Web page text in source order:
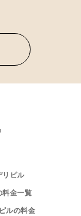
リピル
料金一覧
ルの料金